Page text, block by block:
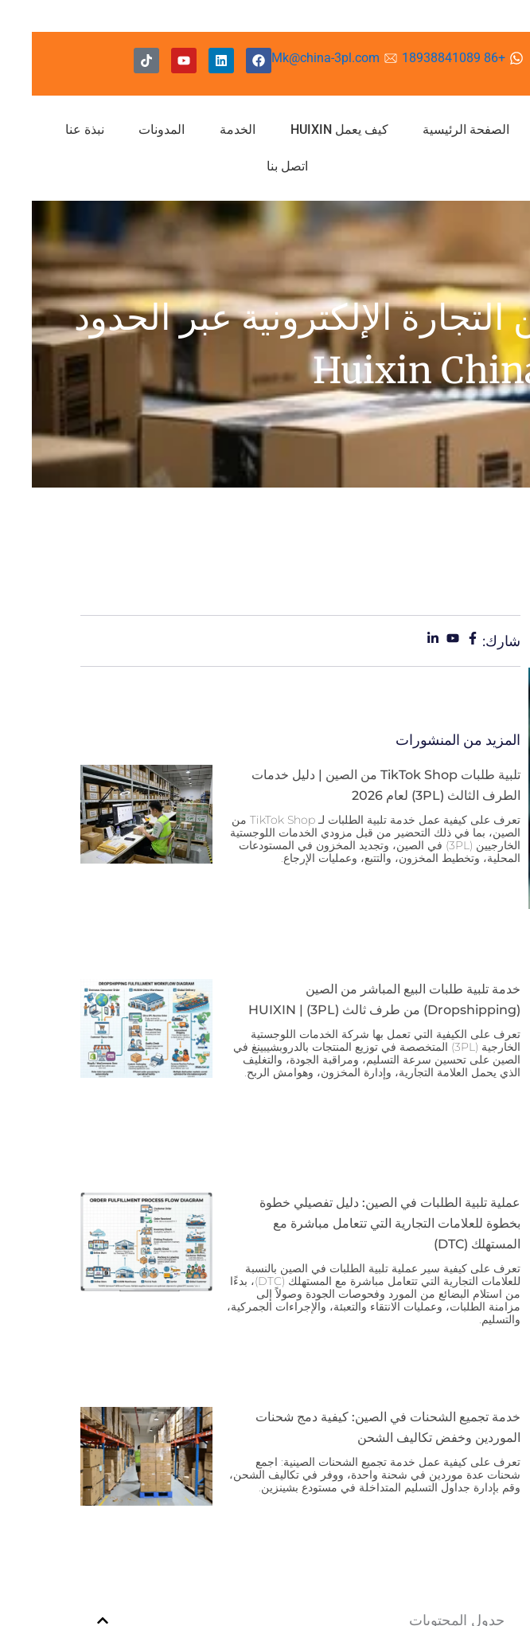
+86 18938841089
Mk@china-3pl.com
ف
ي
ب
ل
ي
ك
ن
ي
و
ي
ت
ي
ت
الصفحة الرئيسية كيف يعمل HUIXIN الخدمة المدونات نبذة عنا
اتصل بنا
الإلكترونية عبر الحدود
شارك:
المزيد من المنشورات
تلبية طلبات TikTok Shop من الصين | دليل خدمات
الطرف الثالث (3PL) لعام 2026
تعرف على كيفية عمل خدمة تلبية الطلبات لـ TikTok Shop من
الصين، بما في ذلك التحضير من قبل مزودي الخدمات اللوجستية
الخارجيين (3PL) في الصين، وتجديد المخزون في المستودعات
المحلية، وتخطيط المخزون، والتتبع، وعمليات الإرجاع.
خدمة تلبية طلبات البيع المباشر من الصين
(Dropshipping) من طرف ثالث (3PL) | HUIXIN
تعرف على الكيفية التي تعمل بها شركة الخدمات اللوجستية
الخارجية (3PL) المتخصصة في توزيع المنتجات بالدروبشيبينغ في
الصين على تحسين سرعة التسليم، ومراقبة الجودة، والتغليف
الذي يحمل العلامة التجارية، وإدارة المخزون، وهوامش الربح.
عملية تلبية الطلبات في الصين: دليل تفصيلي خطوة
بخطوة للعلامات التجارية التي تتعامل مباشرة مع
المستهلك (DTC)
تعرف على كيفية سير عملية تلبية الطلبات في الصين بالنسبة
للعلامات التجارية التي تتعامل مباشرة مع المستهلك (DTC)، بدءًا
من استلام البضائع من المورد وفحوصات الجودة وصولاً إلى
مزامنة الطلبات، وعمليات الانتقاء والتعبئة، والإجراءات الجمركية،
والتسليم.
خدمة تجميع الشحنات في الصين: كيفية دمج شحنات
الموردين وخفض تكاليف الشحن
تعرف على كيفية عمل خدمة تجميع الشحنات الصينية: اجمع
شحنات عدة موردين في شحنة واحدة، ووفر في تكاليف الشحن،
وقم بإدارة جداول التسليم المتداخلة في مستودع بشينزين.
جدول المحتويات